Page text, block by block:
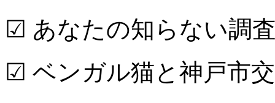
☑ あなたの知らない調
☑ ベンガル猫と神戸市